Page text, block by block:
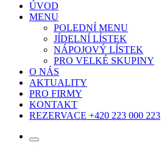
ÚVOD
MENU
POLEDNÍ MENU
JÍDELNÍ LÍSTEK
NÁPOJOVÝ LÍSTEK
PRO VELKÉ SKUPINY
O NÁS
AKTUALITY
PRO FIRMY
KONTAKT
REZERVACE +420 223 000 223